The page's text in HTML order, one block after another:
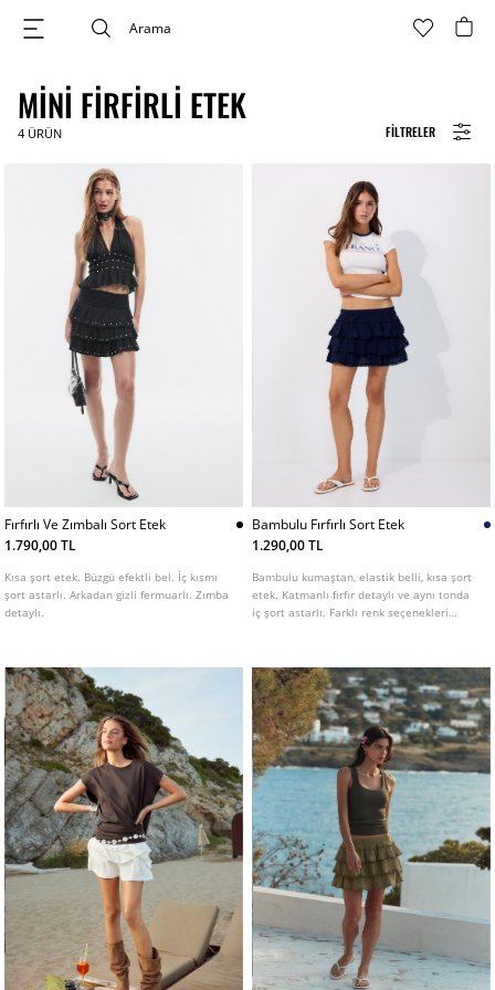
FILTRELER
MINI FIRFIRLI ETEK
4 ÜRÜN
Fırfırlı Ve Zımbalı Sort Etek
1.790,00 TL
Kısa şort etek. Büzgü efektli bel. İç kısmı
şort astarlı. Arkadan gizli fermuarlı. Zımba
detaylı.
Bambulu Fırfırlı Sort Etek
1.290,00 TL
Bambulu kumaştan, elastik belli, kısa şort
etek. Katmanlı fırfır detaylı ve aynı tonda
iç şort astarlı. Farklı renk seçenekleri